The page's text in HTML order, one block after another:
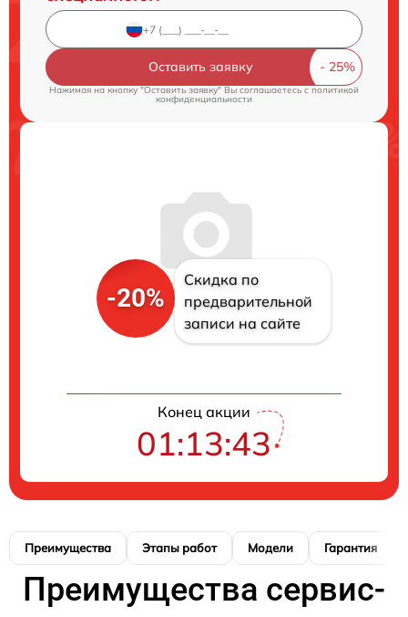
Оставить заявку
Нажимая на кнопку "Оставить заявку" Вы соглашаетесь c политикой
конфиденциальности
-20%
Скидка по
предварительной
записи на сайте
Конец акции
01:13:42
Преимущества Этапы работ Модели Гарантия
Преимущества сервис-